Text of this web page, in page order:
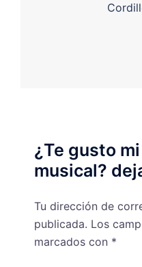
¿Te gusto
musical?
Tu dirección de
publicada. Los
marcados con *